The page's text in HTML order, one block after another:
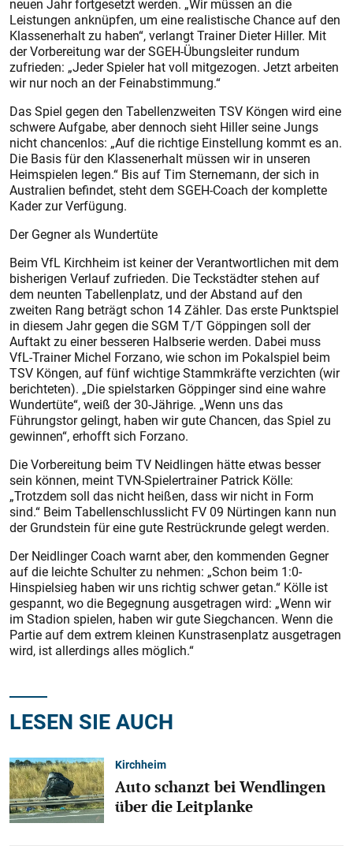
neuen Jahr fortgesetzt werden. „Wir müssen an die
Leistungen anknüpfen, um eine realistische Chance auf den
Klassenerhalt zu haben“, verlangt Trainer Dieter Hiller. Mit
der Vorbereitung war der SGEH-Übungsleiter rundum
zufrieden: „Jeder Spieler hat voll mitgezogen. Jetzt arbeiten
wir nur noch an der Feinabstimmung.“
Das Spiel gegen den Tabellenzweiten TSV Köngen wird eine
schwere Aufgabe, aber dennoch sieht Hiller seine Jungs
nicht chancenlos: „Auf die richtige Einstellung kommt es an.
Die Basis für den Klassenerhalt müssen wir in unseren
Heimspielen legen.“ Bis auf Tim Sternemann, der sich in
Australien befindet, steht dem SGEH-Coach der komplette
Kader zur Verfügung.
Der Gegner als Wundertüte
Beim VfL Kirchheim ist keiner der Verantwortlichen mit dem
bisherigen Verlauf zufrieden. Die Teckstädter stehen auf
dem neunten Tabellenplatz, und der Abstand auf den
zweiten Rang beträgt schon 14 Zähler. Das erste Punktspiel
in diesem Jahr gegen die SGM T/T Göppingen soll der
Auftakt zu einer besseren Halbserie werden. Dabei muss
VfL-Trainer Michel Forzano, wie schon im Pokalspiel beim
TSV Köngen, auf fünf wichtige Stammkräfte verzichten (wir
berichteten). „Die spielstarken Göppinger sind eine wahre
Wundertüte“, weiß der 30-Jährige. „Wenn uns das
Führungstor gelingt, haben wir gute Chancen, das Spiel zu
gewinnen“, erhofft sich Forzano.
Die Vorbereitung beim TV Neidlingen hätte etwas besser
sein können, meint TVN-Spielertrainer Patrick Kölle:
„Trotzdem soll das nicht heißen, dass wir nicht in Form
sind.“ Beim Tabellenschlusslicht FV 09 Nürtingen kann nun
der Grundstein für eine gute Restrückrunde gelegt werden.
Der Neidlinger Coach warnt aber, den kommenden Gegner
auf die leichte Schulter zu nehmen: „Schon beim 1:0-
Hinspielsieg haben wir uns richtig schwer getan.“ Kölle ist
gespannt, wo die Begegnung ausgetragen wird: „Wenn wir
im Stadion spielen, haben wir gute Siegchancen. Wenn die
Partie auf dem extrem kleinen Kunstrasenplatz ausgetragen
wird, ist allerdings alles möglich.“
LESEN SIE AUCH
Kirchheim
Auto schanzt bei Wendlingen
über die Leitplanke